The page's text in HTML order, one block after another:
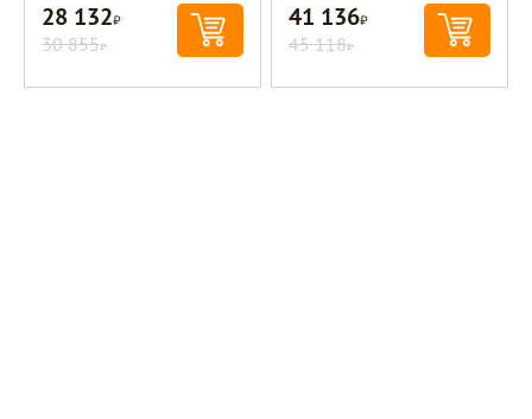
28 132Р
30 855Р
41 136Р
45 118Р